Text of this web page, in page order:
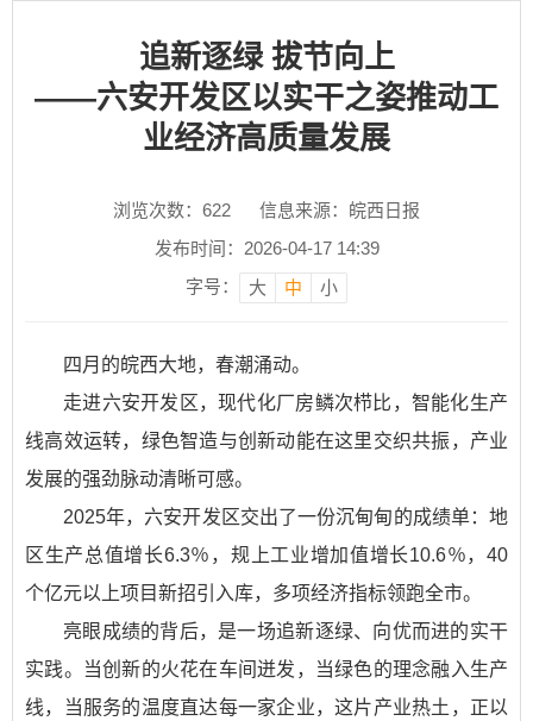
追新逐绿 拔节向上
——六安开发区以实干之姿推动工
业经济高质量发展
浏览次数： 622
信息来源：皖西日报
发布时间：2026-04-17 14:39
字号：
大 中 小
四月的皖西大地，春潮涌动。
走进六安开发区，现代化厂房鳞次栉比，智能化生产
线高效运转，绿色智造与创新动能在这里交织共振，产业
发展的强劲脉动清晰可感。
2025年，六安开发区交出了一份沉甸甸的成绩单：地
区生产总值增长6.3％，规上工业增加值增长10.6％，40
个亿元以上项目新招引入库，多项经济指标领跑全市。
亮眼成绩的背后，是一场追新逐绿、向优而进的实干
实践。当创新的火花在车间迸发，当绿色的理念融入生产
线，当服务的温度直达每一家企业，这片产业热土，正以